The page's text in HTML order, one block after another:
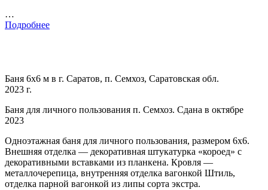
…
Подробнее
Баня 6х6 м в г. Саратов, п. Семхоз, Саратовская обл.
2023 г.
Баня для личного пользования п. Семхоз. Сдана в октябре
2023
Одноэтажная баня для личного пользования, размером 6х6.
Внешняя отделка — декоративная штукатурка «короед» с
декоративными вставками из планкена. Кровля —
металлочерепица, внутренняя отделка вагонкой Штиль,
отделка парной вагонкой из липы сорта экстра.